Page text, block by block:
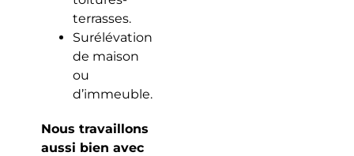
terrasses.
Surélévation
de maison
ou
d’immeuble.
Nous travaillons
aussi bien avec